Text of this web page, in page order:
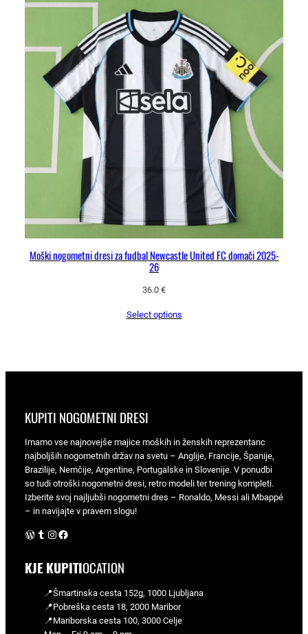
Moški nogometni dresi za fudbal Newcastle United FC domači 2025-
26
36.0 €
Select options
KUPITI NOGOMETNI DRESI
Imamo vse najnovejše majice moških in ženskih reprezentanc
najboljših nogometnih držav na svetu – Anglije, Francije, Španije,
Brazilije, Nemčije, Argentine, Portugalske in Slovenije. V ponudbi
so tudi otroški nogometni dresi, retro modeli ter trening kompleti.
Izberite svoj najljubši nogometni dres – Ronaldo, Messi ali Mbappé
– in navijajte v pravem slogu!
WordPress Instagram Facebook
KJE KUPITIOCATION
📍Šmartinska cesta 152g, 1000 Ljubljana
📍Pobreška cesta 18, 2000 Maribor
📍Mariborska cesta 100, 3000 Celje